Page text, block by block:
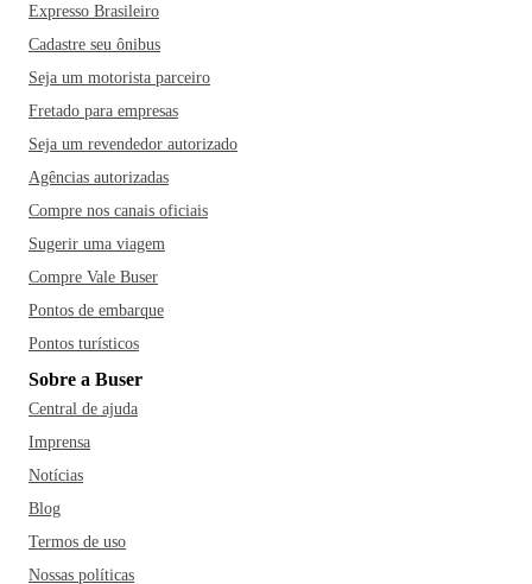
Expresso Brasileiro
Cadastre seu ônibus
Seja um motorista parceiro
Fretado para empresas
Seja um revendedor autorizado
Agências autorizadas
Compre nos canais oficiais
Sugerir uma viagem
Compre Vale Buser
Pontos de embarque
Pontos turísticos
Sobre a Buser
Central de ajuda
Imprensa
Notícias
Blog
Termos de uso
Nossas políticas